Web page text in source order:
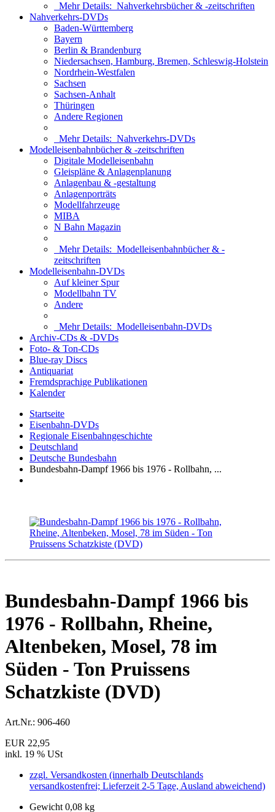
Mehr Details: Nahverkehrsbücher & -zeitschriften
Nahverkehrs-DVDs
Baden-Württemberg
Bayern
Berlin & Brandenburg
Niedersachsen, Hamburg, Bremen, Schleswig-Holstein
Nordrhein-Westfalen
Sachsen
Sachsen-Anhalt
Thüringen
Andere Regionen
Mehr Details: Nahverkehrs-DVDs
Modelleisenbahnbücher & -zeitschriften
Digitale Modelleisenbahn
Gleispläne & Anlagenplanung
Anlagenbau & -gestaltung
Anlagenporträts
Modellfahrzeuge
MIBA
N Bahn Magazin
Mehr Details: Modelleisenbahnbücher & -
zeitschriften
Modelleisenbahn-DVDs
Auf kleiner Spur
Modellbahn TV
Andere
Mehr Details: Modelleisenbahn-DVDs
Archiv-CDs & -DVDs
Foto- & Ton-CDs
Blue-ray Discs
Antiquariat
Fremdsprachige Publikationen
Kalender
Startseite
Eisenbahn-DVDs
Regionale Eisenbahngeschichte
Deutschland
Deutsche Bundesbahn
Bundesbahn-Dampf 1966 bis 1976 - Rollbahn, ...
Bundesbahn-Dampf 1966 bis
1976 - Rollbahn, Rheine,
Altenbeken, Mosel, 78 im
Süden - Ton Pruissens
Schatzkiste (DVD)
Art.Nr.: 906-460
EUR 22,95
inkl. 19 % USt
zzgl. Versandkosten (innerhalb Deutschlands
versandkostenfrei; Lieferzeit 2-5 Tage, Ausland abweichend)
Gewicht 0,08 kg